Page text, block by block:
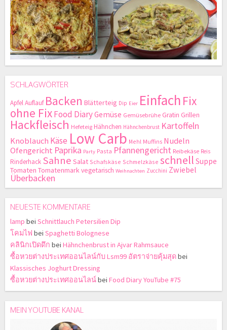
SCHLAGWÖRTER
ApfelAuflauf Backen Blätterteig Dip Eier Einfach Fix
ohne FixFood DiaryGemüse Gemüsebrühe Gratin Grillen
Hackfleisch Hefeteig Hähnchen Hähnchenbrust Kartoffeln
Knoblauch Käse Low Carb Mehl Muffins Nudeln
Ofengericht Paprika Party Pasta Pfannengericht Reibekäse Reis
Rinderhack Sahne Salat Schafskäse Schmelzkäse schnell Suppe
Tomaten Tomatenmarkvegetarisch Weihnachten Zucchini Zwiebel
Überbacken
NEUESTE KOMMENTARE
lamp bei Schnittlauch Petersilien Dip
โคมไฟ bei Spaghetti Bolognese
คลินิกเปิดดึก bei Hähnchenbrust in Ajvar Rahmsauce
ซื้อหวยต่างประเทศออนไลน์กับ Lsm99 อัตราจ่ายคุ้มสุดbei
Klassisches Joghurt Dressing
ซื้อหวยต่างประเทศออนไลน์bei Food Diary YouTube #75
MEIN YOUTUBE KANAL